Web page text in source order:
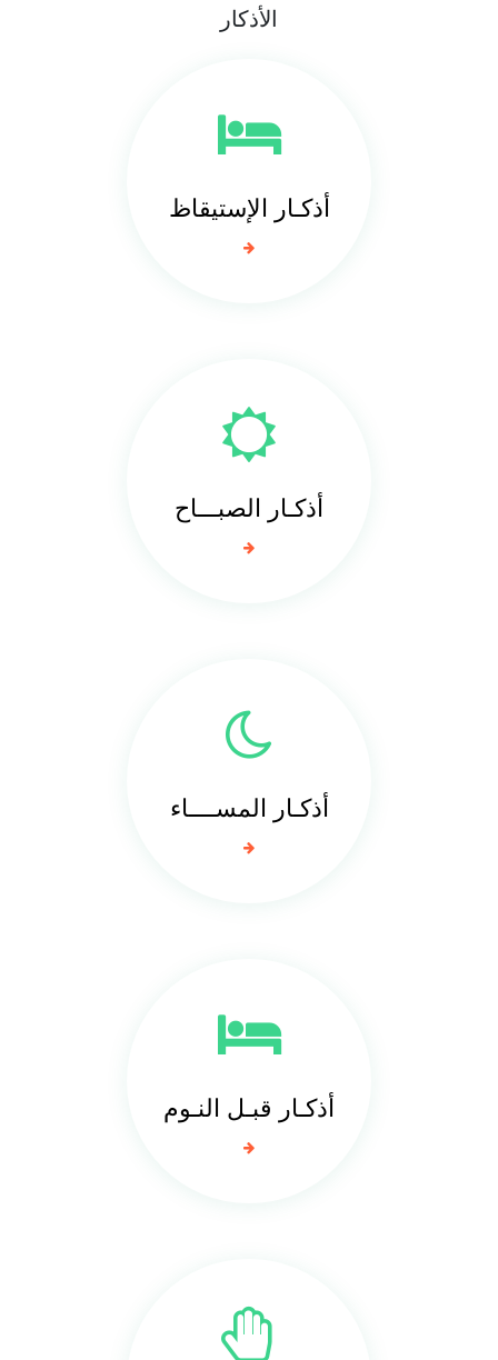
الأذكار
أذكـار الإستيقاظ
أذكـار الصبـــاح
أذكـار المســــاء
أذكـار قبـل النـوم